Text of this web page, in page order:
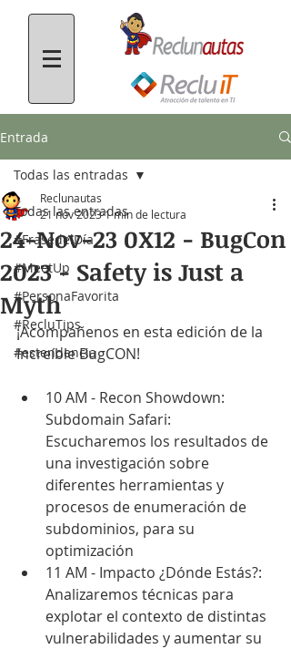
Entrada
Todas las entradas
#FrasedelDía
#MeetUp
#PersonaFavorita
#RecluTips
#estendencia
Todas las entradas
24-Nov-23 0X12 - BugCon
2023 - Safety is Just a
Myth
Reclunautas
21 nov 20231 min de lectura
¡Acompáñenos en esta edición de la
Increíble BugCON!
10 AM - Recon Showdown:
Subdomain Safari:
Escucharemos los resultados de
una investigación sobre
diferentes herramientas y
procesos de enumeración de
subdominios, para su
optimización
11 AM - Impacto ¿Dónde Estás?:
Analizaremos técnicas para
explotar el contexto de distintas
vulnerabilidades y aumentar su